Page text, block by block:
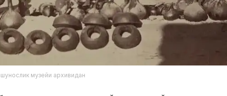
музейи архивидан